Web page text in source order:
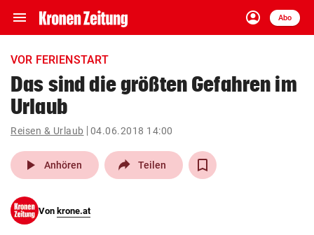
menu Navigation
ein-/ausklappen
account_circle
Anmelden
Abo
close Schließen
account_circle Anmelden
pin_drop
Wien arrow_right
VOR FERIENSTART
Das sind die größten Gefahren im
Urlaub
Reisen & Urlaub 04.06.2018 14:00
play_arrow Anhören Teilen
Von krone.at